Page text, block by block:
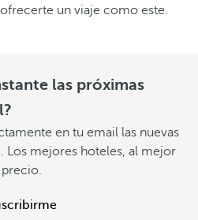
un viaje como este.
las próximas
en tu email las nuevas
Los mejores hoteles, al mejor
precio.